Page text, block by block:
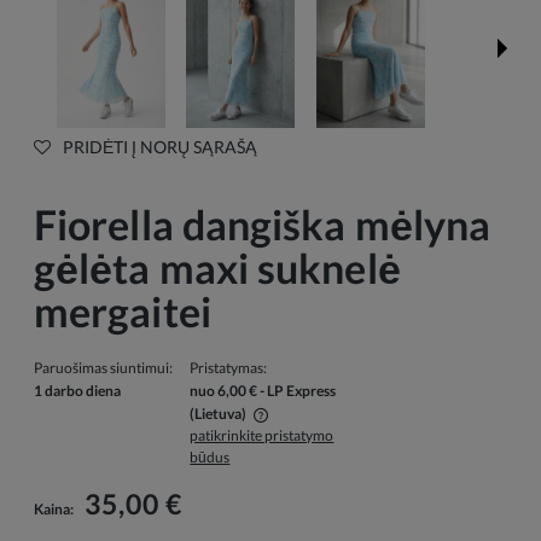
PRIDĖTI Į NORŲ SĄRAŠĄ
Fiorella dangiška mėlyna
gėlėta maxi suknelė
mergaitei
Paruošimas siuntimui:
1 darbo diena
Pristatymas:
nuo 6,00 €- LP Express
(Lietuva)
Į kainą neįskaičiuotos galimos mokėjimo išlaidos
patikrinkite pristatymo
būdus
Kaina: 35,00 €